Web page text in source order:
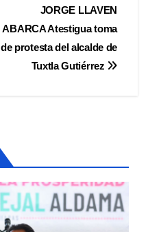
JORGE LLAVEN
ABARCA Atestigua toma
de protesta del alcalde de
Tuxtla Gutiérrez